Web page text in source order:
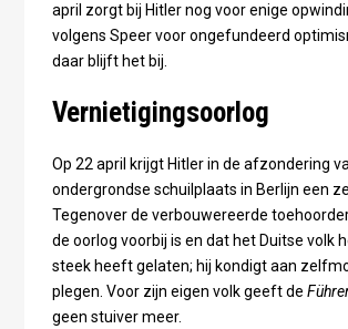
april zorgt bij Hitler nog voor enige
volgens Speer voor ongefundeerd
daar blijft het bij.
Vernietigingsoorlog
Op 22 april krijgt Hitler in de afzondering
ondergrondse schuilplaats in Berlijn een
Tegenover de verbouwereerde
de oorlog voorbij is en dat het Duitse volk
steek heeft gelaten; hij kondigt aan
plegen. Voor zijn eigen volk geeft de
geen stuiver meer.